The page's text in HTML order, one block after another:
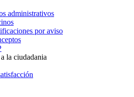
administrativos
por aviso
la ciudadania